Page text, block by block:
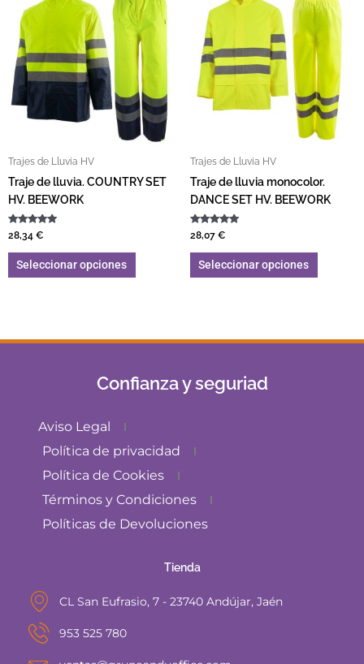
Trajes de Lluvia HV
Traje de lluvia. COUNTRY SET
HV. BEEWORK
Valorado con
5.00
de 5
28,34 €
Seleccionar opciones
Trajes de Lluvia HV
Traje de lluvia monocolor.
DANCE SET HV. BEEWORK
Valorado con
5.00
de 5
28,07 €
Seleccionar opciones
Confianza y seguriad
Aviso Legal
Política de privacidad
Política de Cookies
Términos y Condiciones
Políticas de Devoluciones
Tienda
CL San Eufrasio, 7 - 23740 Andújar, Jaén
953 525 780